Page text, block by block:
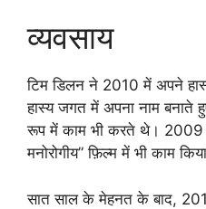
व्यवसाय
टिम डिलन ने 2010 में अपने
हास्य जगत में अपना नाम बनाते
रूप में काम भी करते थे। 2009
मनोरोगीय” फ़िल्म में भी काम
सात साल के मेहनत के बाद,